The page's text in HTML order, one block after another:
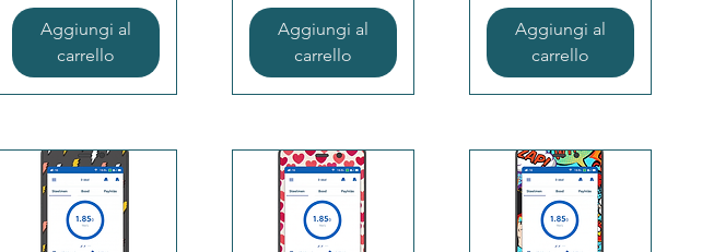
Aggiungi al
carrello
Aggiungi al
carrello
Aggiungi al
carrello